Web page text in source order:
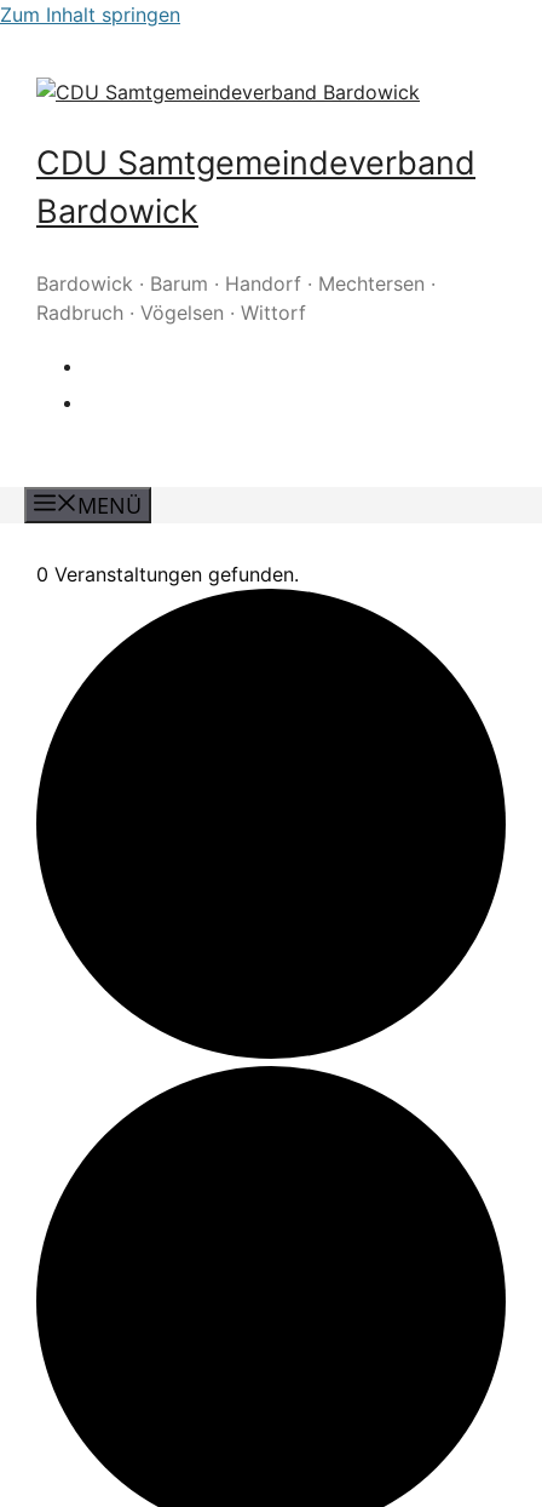
Zum Inhalt springen
CDU Samtgemeindeverband
Bardowick
Bardowick · Barum · Handorf · Mechtersen ·
Radbruch · Vögelsen · Wittorf
MENÜ
0 Veranstaltungen gefunden.